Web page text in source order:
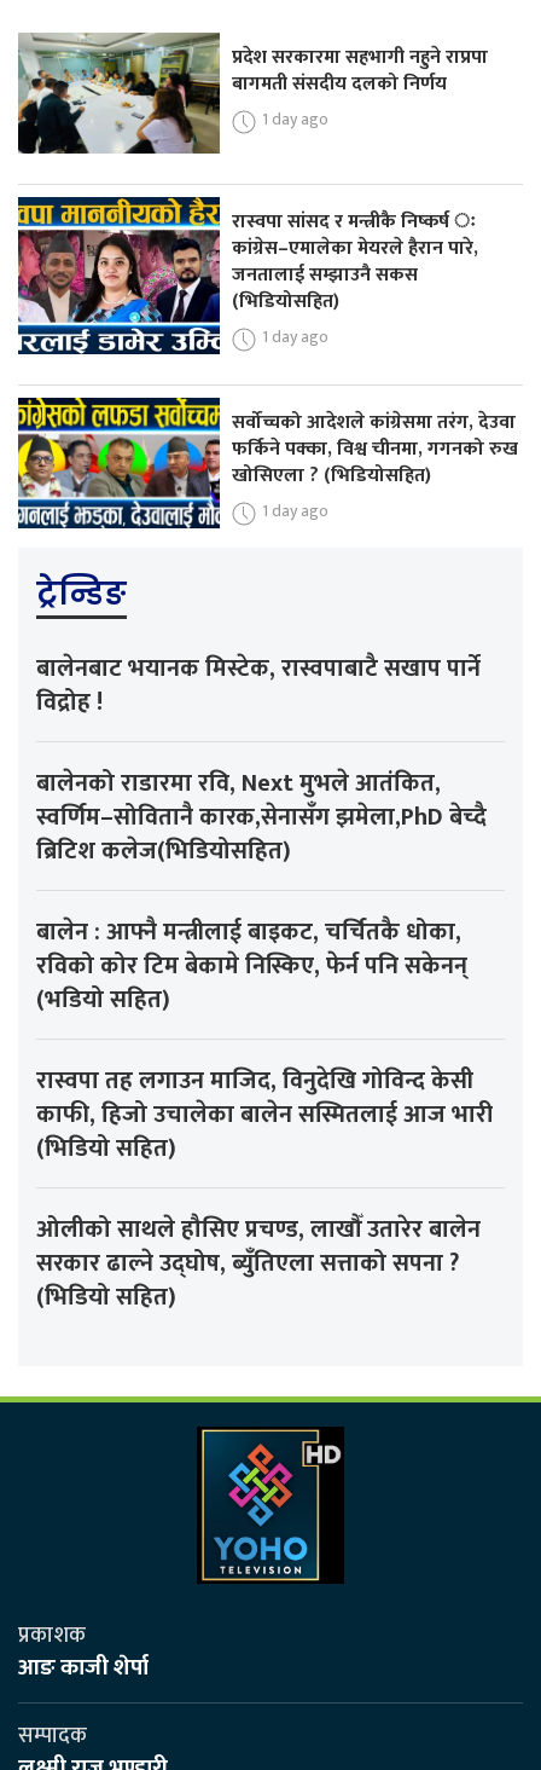
प्रदेश सरकारमा सहभागी नहुने राप्रपा
बागमती संसदीय दलको निर्णय
1 day ago
रास्वपा सांसद र मन्त्रीकै निष्कर्ष ः
कांग्रेस–एमालेका मेयरले हैरान पारे,
जनतालाई सम्झाउनै सकस
(भिडियोसहित)
1 day ago
सर्वोच्चको आदेशले कांग्रेसमा तरंग, देउवा
फर्किने पक्का, विश्व चीनमा, गगनको रुख
खोसिएला ? (भिडियोसहित)
1 day ago
ट्रेन्डिङ
बालेनबाट भयानक मिस्टेक, रास्वपाबाटै सखाप पार्ने
विद्रोह !
बालेनको राडारमा रवि, Next मुभले आतंकित,
स्वर्णिम–सोवितानै कारक,सेनासँग झमेला,PhD बेच्दै
ब्रिटिश कलेज(भिडियोसहित)
बालेन : आफ्नै मन्त्रीलाई बाइकट, चर्चितकै धोका,
रविको कोर टिम बेकामे निस्किए, फेर्न पनि सकेनन्
(भडियो सहित)
रास्वपा तह लगाउन माजिद, विनुदेखि गोविन्द केसी
काफी, हिजो उचालेका बालेन सस्मितलाई आज भारी
(भिडियो सहित)
ओलीको साथले हौसिए प्रचण्ड, लाखौँ उतारेर बालेन
सरकार ढाल्ने उद्घोष, ब्युँतिएला सत्ताको सपना ?
(भिडियो सहित)
प्रकाशक
आङ काजी शेर्पा
सम्पादक